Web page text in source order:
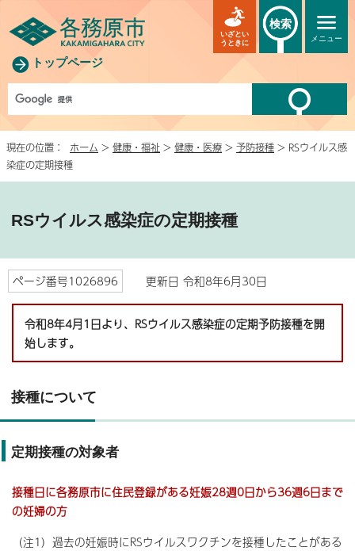
トップページ
メニュー
いざとい
うときに
検索
現在の位置： ホーム > 健康・福祉 > 健康・医療 > 予防接種 > RSウイルス感
染症の定期接種
RSウイルス感染症の定期接種
ページ番号1026896 更新日 令和8年6月30日
令和8年4月1日より、RSウイルス感染症の定期予防接種を開
始します。
接種について
定期接種の対象者
接種日に各務原市に住民登録がある妊娠28週0日から36週6日まで
の妊婦の方
（注1）過去の妊娠時にRSウイルスワクチンを接種したことがある